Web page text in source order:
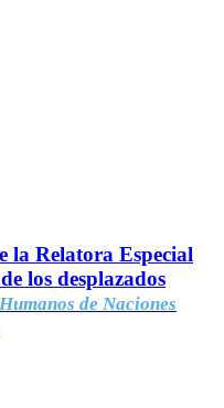
la Relatora Especial
los desplazados
de Naciones